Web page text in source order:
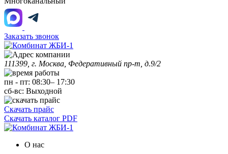
Заказать звонок
111399, г. Москва, Федеративный пр-т, д.9/2
пн - пт: 08:30– 17:30
сб-вс: Выходной
Скачать прайс
Скачать каталог PDF
О нас